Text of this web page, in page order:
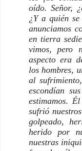
oído. Señor,
¿Y a quién
anunciamos
en tierra
vimos, pero
aspecto era
los hombres,
al
escondían
estimamos.
sufrió
golpeado,
herido por
nuestras